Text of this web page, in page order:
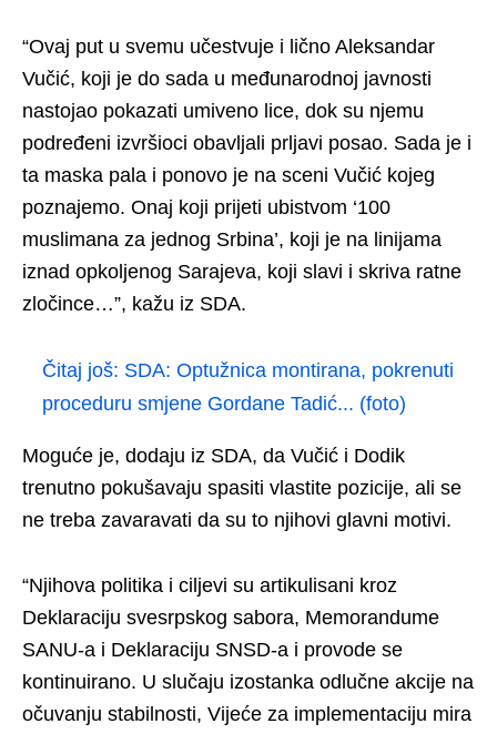
“Ovaj put u svemu učestvuje i lično Aleksandar
Vučić, koji je do sada u međunarodnoj javnosti
nastojao pokazati umiveno lice, dok su njemu
podređeni izvršioci obavljali prljavi posao. Sada je i
ta maska pala i ponovo je na sceni Vučić kojeg
poznajemo. Onaj koji prijeti ubistvom ‘100
muslimana za jednog Srbina’, koji je na linijama
iznad opkoljenog Sarajeva, koji slavi i skriva ratne
zločince…”, kažu iz SDA.
Čitaj još: SDA: Optužnica montirana, pokrenuti
proceduru smjene Gordane Tadić... (foto)
Moguće je, dodaju iz SDA, da Vučić i Dodik
trenutno pokušavaju spasiti vlastite pozicije, ali se
ne treba zavaravati da su to njihovi glavni motivi.
“Njihova politika i ciljevi su artikulisani kroz
Deklaraciju svesrpskog sabora, Memorandume
SANU-a i Deklaraciju SNSD-a i provode se
kontinuirano. U slučaju izostanka odlučne akcije na
očuvanju stabilnosti, Vijeće za implementaciju mira